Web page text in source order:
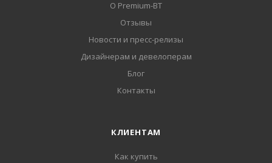
О Premium-BT
Отзывы
Новости и пресс-релизы
Дизайнерам и девелоперам
Блог
Контакты
КЛИЕНТАМ
Как купить